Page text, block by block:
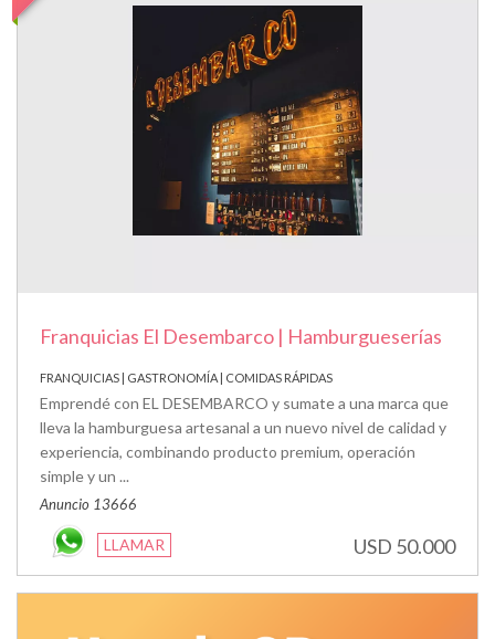
Franquicias El Desembarco | Hamburgueserías
FRANQUICIAS | GASTRONOMÍA | COMIDAS RÁPIDAS
Emprendé con EL DESEMBARCO y sumate a una marca que
lleva la hamburguesa artesanal a un nuevo nivel de calidad y
experiencia, combinando producto premium, operación
simple y un ...
Anuncio 13666
LLAMAR USD 50.000